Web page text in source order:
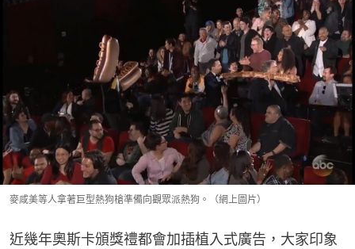
麥咸美等人拿著巨型熱狗槍準備向觀眾派熱狗。（網上圖片）
近幾年奧斯卡頒獎禮都會加插植入式廣告，大家印象